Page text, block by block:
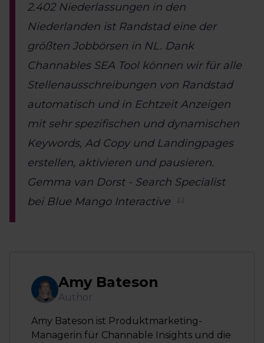
2.402 Niederlassungen in den
Niederlanden ist Randstad eine der
größten Jobbörsen in NL. Dank
Channables SEA Tool können wir für alle
Stellenausschreibungen von Randstad
automatisch und in Echtzeit Anzeigen
mit sehr spezifischen und dynamischen
Keywords, Ad Copy und Landingpages
erstellen, aktivieren und pausieren.
Gemma van Dorst - Search Specialist
bei Blue Mango Interactive
Amy Bateson
Author
Amy Bateson ist Produktmarketing-
Managerin für Channable Insights und die